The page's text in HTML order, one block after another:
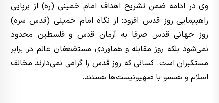
وی در ادامه ضمن تشریح اهداف امام خمینی (ره) از برپایی
راهپیمایی روز قدس افزود: از نگاه امام خمینی (قدس سره)
روز جهانی قدس صرفا به آرمان قدس و فلسطین محدود
نمی‌شود بلکه روز مقابله و هماوردی مستضعفان عالم در برابر
مستکبران است. کسانی که روز قدس را گرامی نمی‌دارند مخالف
اسلام و همسو با صهیونیست‌ها هستند.